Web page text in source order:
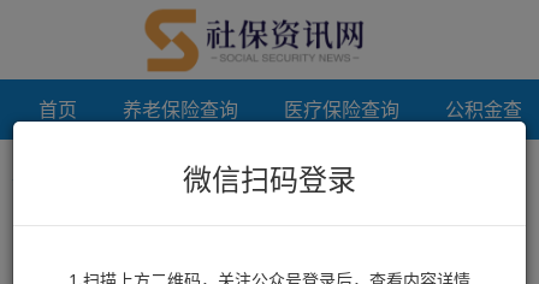
首页 养老保险查询 医疗保险查询 公积金查
天津个人档案代办
天津个人档案代办
微信扫码登录
1.扫描上方二维码，关注公众号登录后，查看内容详情